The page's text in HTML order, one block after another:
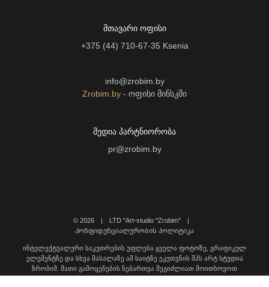
ᲛᲗᲐᲕᲐᲠᲘ ᲝᲤᲘᲡᲘ
+375 (44) 710-67-35 Ksenia
info@zrobim.by
Zrobim.by - ოფისი მინსკში
ᲛᲔᲓᲘᲐ ᲞᲐᲠᲢᲜᲘᲝᲠᲝᲑᲐ
pr@zrobim.by
© 2026 | LTD "Art-studio "Zrobim" |
Კონფიდენციალურობის პოლიტიკა
ინტელექტუალური საკუთრების უფლება ყველა ფოტოზე, გრაფიკულ
ელემენტზე და სხვა მასალაზე ამ საიტზე ეკუთვნის შპს არტ სტუდია
ზრობიმ. მათი გამოყენების ნებართვა შეგიძლიათ მოითხოვოთ